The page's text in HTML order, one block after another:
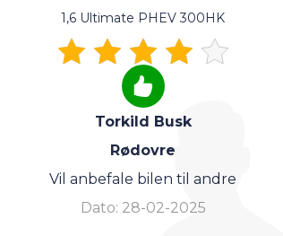
1,6 Ultimate PHEV 300HK
Torkild Busk
Rødovre
Vil anbefale bilen til andre
Dato: 28-02-2025